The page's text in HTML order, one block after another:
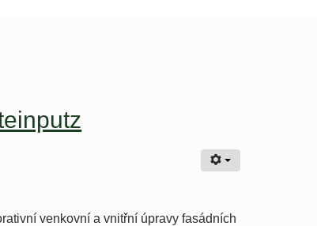
venkovní a vnitřní úpravy fasádních